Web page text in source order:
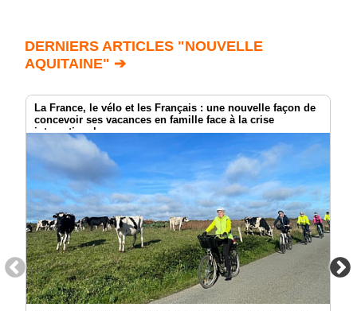
DERNIERS ARTICLES "NOUVELLE
AQUITAINE" ➔
La France, le vélo et les Français : une nouvelle façon de
concevoir ses vacances en famille face à la crise
internationale.